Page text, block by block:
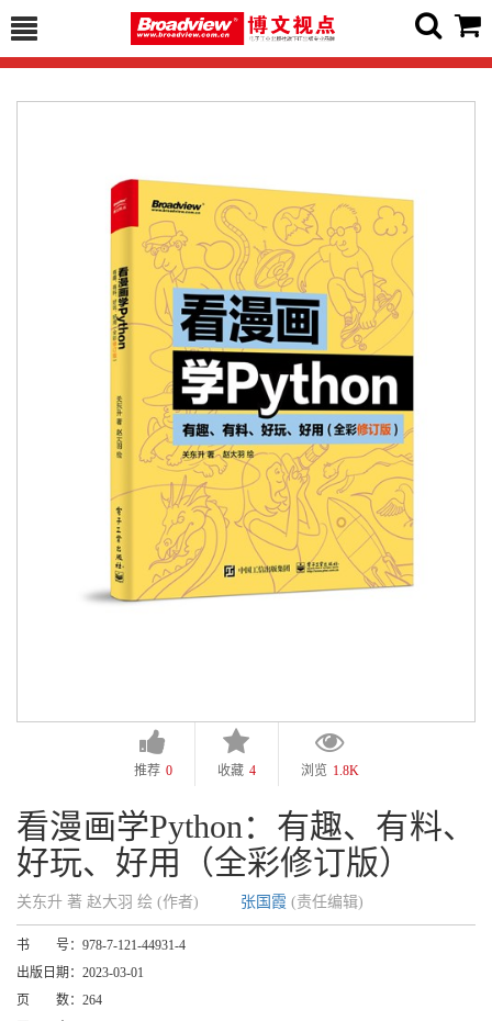
推荐 0 收藏 4 浏览 1.8K
看漫画学Python：有趣、有料、
好玩、好用（全彩修订版）
关东升 著 赵大羽 绘 (作者) 张国霞 (责任编辑)
书 号： 978-7-121-44931-4
出版日期： 2023-03-01
页 数： 264